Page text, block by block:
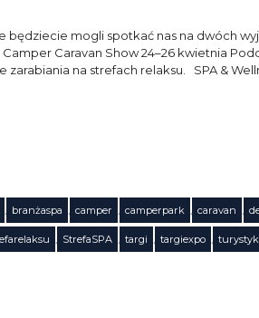
będziecie mogli spotkać nas na dwóch
Caravan Show 24–26 kwietnia
na strefach relaksu. SPA &
, branżaspa , camper , camperpark , caravan ,
, StrefaSPA , targi , targiexpo ,